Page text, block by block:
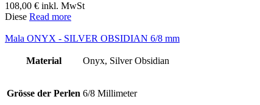
108,00 € inkl. MwSt
Diese Read more
Mala ONYX - SILVER OBSIDIAN 6/8 mm
Material Onyx, Silver Obsidian
Grösse der Perlen 6/8 Millimeter